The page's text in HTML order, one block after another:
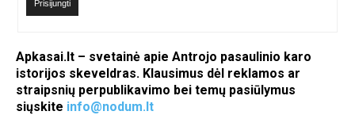
Prisijungti
Apkasai.lt – svetainė apie Antrojo pasaulinio karo
istorijos skeveldras. Klausimus dėl reklamos ar
straipsnių perpublikavimo bei temų pasiūlymus
siųskite info@nodum.lt